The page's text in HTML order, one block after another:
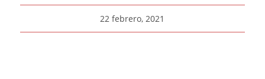
22 febrero, 2021